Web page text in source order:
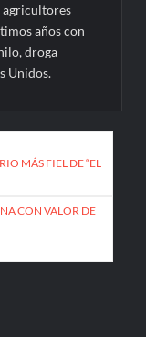
agricultores
años con
droga
Unidos.
MÁS FIEL DE “EL
CON VALOR DE